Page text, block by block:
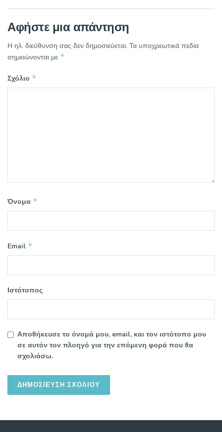
Αφήστε μια απάντηση
Η ηλ. διεύθυνση σας δεν δημοσιεύεται. Τα υποχρεωτικά πεδία
σημειώνονται με *
Σχόλιο *
Όνομα *
Email *
Ιστότοπος
Αποθήκευσε το όνομά μου, email, και τον ιστότοπο μου
σε αυτόν τον πλοηγό για την επόμενη φορά που θα
σχολιάσω.